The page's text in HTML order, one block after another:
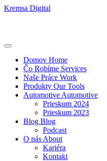
Kremsa Digital
Domov Home
Čo Robíme Services
Naše Práce Work
Produkty Our Tools
Automotive Automotive
Prieskum 2024
Prieskum 2023
Blog Blog
Podcast
O nás About
Kariéra
Kontakt